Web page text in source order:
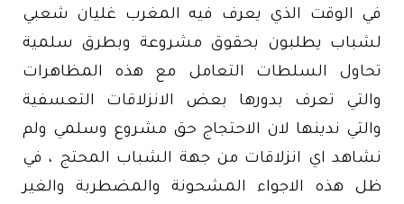
في الوقت الذي يعرف فيه المغرب غليان شعبي
لشباب يطلبون بحقوق مشروعة وبطرق سلمية
تحاول السلطات التعامل مع هذه المظاهرات
والتي تعرف بدورها بعض الانزلاقات التعسفية
والتي ندينها لان الاحتجاج حق مشروع وسلمي ولم
نشاهد اي انزلاقات من جهة الشباب المحتج ، في
ظل هذه الاجواء المشحونة والمضطربة والغير